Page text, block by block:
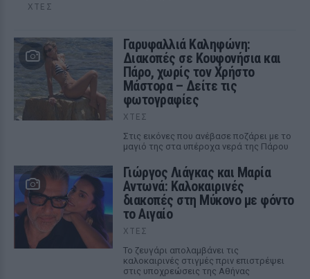
ΧΤΕΣ
Γαρυφαλλιά Καληφώνη:
Διακοπές σε Κουφονήσια και
Πάρο, χωρίς τον Χρήστο
Μάστορα – Δείτε τις
φωτογραφίες
ΧΤΕΣ
Στις εικόνες που ανέβασε ποζάρει με το
μαγιό της στα υπέροχα νερά της Πάρου
Γιώργος Λιάγκας και Μαρία
Αντωνά: Καλοκαιρινές
διακοπές στη Μύκονο με φόντο
το Αιγαίο
ΧΤΕΣ
Το ζευγάρι απολαμβάνει τις
καλοκαιρινές στιγμές πριν επιστρέψει
στις υποχρεώσεις της Αθήνας